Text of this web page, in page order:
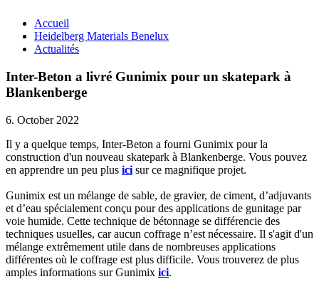
Accueil
Heidelberg Materials Benelux
Actualités
Inter-Beton a livré Gunimix pour un skatepark à
Blankenberge
6. October 2022
Il y a quelque temps, Inter-Beton a fourni Gunimix pour la
construction d'un nouveau skatepark à Blankenberge. Vous pouvez
en apprendre un peu plus ici sur ce magnifique projet.
Gunimix est un mélange de sable, de gravier, de ciment, d’adjuvants
et d’eau spécialement conçu pour des applications de gunitage par
voie humide. Cette technique de bétonnage se différencie des
techniques usuelles, car aucun coffrage n’est nécessaire. Il s'agit d'un
mélange extrêmement utile dans de nombreuses applications
différentes où le coffrage est plus difficile. Vous trouverez de plus
amples informations sur Gunimix ici.